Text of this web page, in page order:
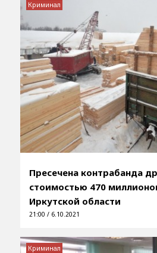
Пресечена контрабанда
стоимостью 470
Иркутской области
21:00 / 6.10.2021
Криминал
Криминал